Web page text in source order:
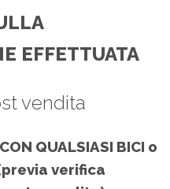
EFFETTUATA
vendita
QUALSIASI BICI o
verifica